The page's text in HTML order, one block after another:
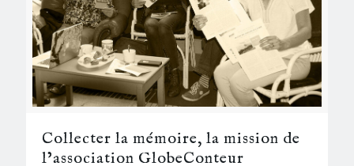
Collecter la mémoire, la mission de
l’association GlobeConteur